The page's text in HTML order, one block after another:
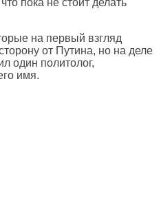
пока не стоит делать
на первый взгляд
от Путина, но на деле
один политолог,
имя.